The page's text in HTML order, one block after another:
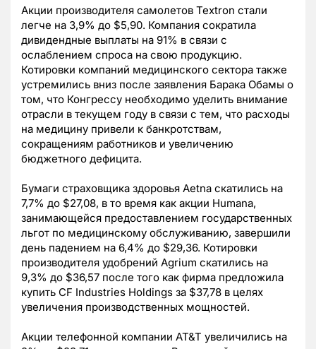
Акции производителя самолетов Textron стали
легче на 3,9% до $5,90. Компания сократила
дивидендные выплаты на 91% в связи с
ослаблением спроса на свою продукцию.
Котировки компаний медицинского сектора также
устремились вниз после заявления Барака Обамы о
том, что Конгрессу необходимо уделить внимание
отрасли в текущем году в связи с тем, что расходы
на медицину привели к банкротствам,
сокращениям работников и увеличению
бюджетного дефицита.
Бумаги страховщика здоровья Aetna скатились на
7,7% до $27,08, в то время как акции Humana,
занимающейся предоставлением государственных
льгот по медицинскому обслуживанию, завершили
день падением на 6,4% до $29,36. Котировки
производителя удобрений Agrium скатились на
9,3% до $36,57 после того как фирма предложила
купить CF Industries Holdings за $37,78 в целях
увеличения производственных мощностей.
Акции телефонной компании AT&T увеличились на